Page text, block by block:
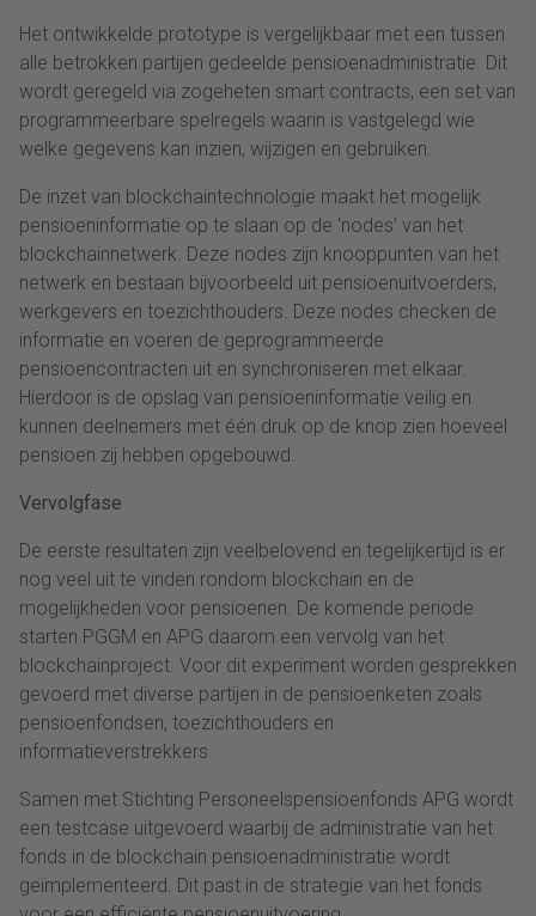
Het ontwikkelde prototype is vergelijkbaar met een tussen
alle betrokken partijen gedeelde pensioenadministratie. Dit
wordt geregeld via zogeheten smart contracts, een set van
programmeerbare spelregels waarin is vastgelegd wie
welke gegevens kan inzien, wijzigen en gebruiken.
De inzet van blockchaintechnologie maakt het mogelijk
pensioeninformatie op te slaan op de ‘nodes’ van het
blockchainnetwerk. Deze nodes zijn knooppunten van het
netwerk en bestaan bijvoorbeeld uit pensioenuitvoerders,
werkgevers en toezichthouders. Deze nodes checken de
informatie en voeren de geprogrammeerde
pensioencontracten uit en synchroniseren met elkaar.
Hierdoor is de opslag van pensioeninformatie veilig en
kunnen deelnemers met één druk op de knop zien hoeveel
pensioen zij hebben opgebouwd.
Vervolgfase
De eerste resultaten zijn veelbelovend en tegelijkertijd is er
nog veel uit te vinden rondom blockchain en de
mogelijkheden voor pensioenen. De komende periode
starten PGGM en APG daarom een vervolg van het
blockchainproject. Voor dit experiment worden gesprekken
gevoerd met diverse partijen in de pensioenketen zoals
pensioenfondsen, toezichthouders en
informatieverstrekkers.
Samen met Stichting Personeelspensioenfonds APG wordt
een testcase uitgevoerd waarbij de administratie van het
fonds in de blockchain pensioenadministratie wordt
geïmplementeerd. Dit past in de strategie van het fonds